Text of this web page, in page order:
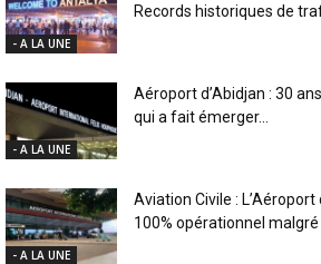
- A LA UNE
Records historiques de
- A LA UNE
Aéroport d’Abidjan : 30
qui a fait émerger...
- A LA UNE
Aviation Civile :
100% opérationnel malgré